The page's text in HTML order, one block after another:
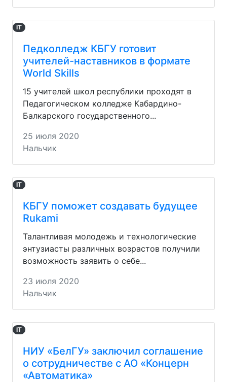
IT
Педколледж КБГУ готовит
учителей-наставников в формате
World Skills
15 учителей школ республики проходят в
Педагогическом колледже Кабардино-
Балкарского государственного...
25 июля 2020
Нальчик
IT
КБГУ поможет создавать будущее
Rukami
Талантливая молодежь и технологические
энтузиасты различных возрастов получили
возможность заявить о себе...
23 июля 2020
Нальчик
IT
НИУ «БелГУ» заключил соглашение
о сотрудничестве с АО «Концерн
«Автоматика»